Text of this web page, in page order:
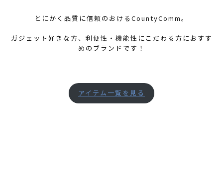
とにかく品質に信頼のおけるCountyComm。
ガジェット好きな方、利便性・機能性にこだわる方におすす
めのブランドです！
アイテム一覧を見る